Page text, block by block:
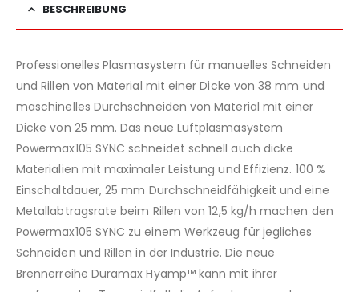
BESCHREIBUNG
Professionelles Plasmasystem für manuelles Schneiden
und Rillen von Material mit einer Dicke von 38 mm und
maschinelles Durchschneiden von Material mit einer
Dicke von 25 mm. Das neue Luftplasmasystem
Powermax105 SYNC schneidet schnell auch dicke
Materialien mit maximaler Leistung und Effizienz. 100 %
Einschaltdauer, 25 mm Durchschneidfähigkeit und eine
Metallabtragsrate beim Rillen von 12,5 kg/h machen den
Powermax105 SYNC zu einem Werkzeug für jegliches
Schneiden und Rillen in der Industrie. Die neue
Brennerreihe Duramax Hyamp™ kann mit ihrer